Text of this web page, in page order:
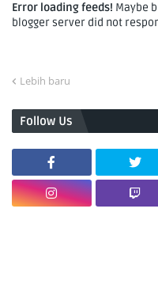
Error loading feeds! Maybe
blogger server did not
Lebih baru
Follow Us